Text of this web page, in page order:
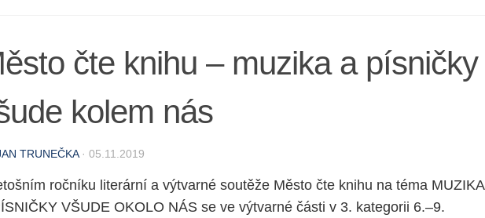
čte knihu – muzika a písničky
kolem nás
TRUNEČKA · 05.11.2019
ročníku literární a výtvarné soutěže Město čte knihu na téma MUZIKA
VŠUDE OKOLO NÁS se ve výtvarné části v 3. kategorii 6.–9.